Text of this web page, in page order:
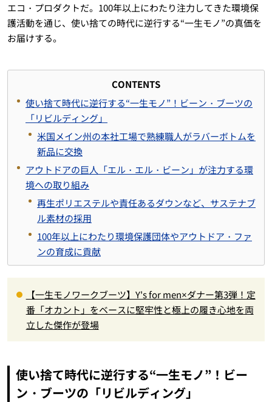
エコ・プロダクトだ。100年以上にわたり注力してきた環境保
護活動を通じ、使い捨ての時代に逆行する“一生モノ”の真価を
お届けする。
CONTENTS
使い捨て時代に逆行する“一生モノ”！ビーン・ブーツの
「リビルディング」
米国メイン州の本社工場で熟練職人がラバーボトムを
新品に交換
アウトドアの巨人「エル・エル・ビーン」が注力する環
境への取り組み
再生ポリエステルや責任あるダウンなど、サステナブ
ル素材の採用
100年以上にわたり環境保護団体やアウトドア・ファ
ンの育成に貢献
【一生モノワークブーツ】Y's for men×ダナー第3弾！定
番「オカント」をベースに堅牢性と極上の履き心地を両
立した傑作が登場
使い捨て時代に逆行する“一生モノ”！ビー
ン・ブーツの「リビルディング」